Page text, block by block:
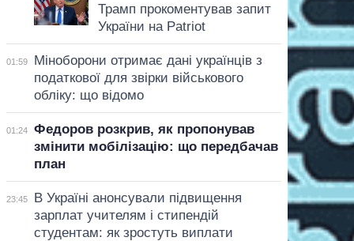
Трамп прокоментував запит
України на Patriot
01:59
Міноборони отримає дані українців з
податкової для звірки військового
обліку: що відомо
01:24
Федоров розкрив, як пропонував
змінити мобілізацію: що передбачав
план
23:45
В Україні анонсували підвищення
зарплат учителям і стипендій
студентам: як зростуть виплати